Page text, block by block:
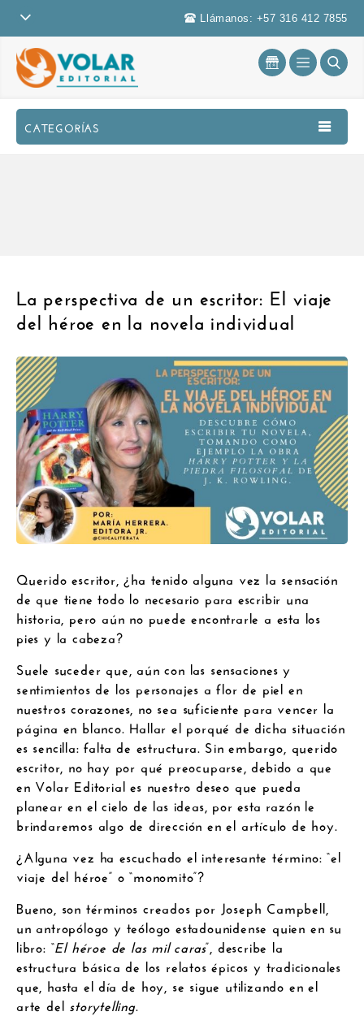
Llámanos: +57 316 412 7855
CATEGORÍAS
La perspectiva de un escritor: El viaje
del héroe en la novela individual
Querido escritor, ¿ha tenido alguna vez la sensación
de que tiene todo lo necesario para escribir una
historia, pero aún no puede encontrarle a esta los
pies y la cabeza?
Suele suceder que, aún con las sensaciones y
sentimientos de los personajes a flor de piel en
nuestros corazones, no sea suficiente para vencer la
página en blanco. Hallar el porqué de dicha situación
es sencilla: falta de estructura. Sin embargo, querido
escritor, no hay por qué preocuparse, debido a que
en Volar Editorial es nuestro deseo que pueda
planear en el cielo de las ideas, por esta razón le
brindaremos algo de dirección en el artículo de hoy.
¿Alguna vez ha escuchado el interesante término: “el
viaje del héroe” o “monomito”?
Bueno, son términos creados por Joseph Campbell,
un antropólogo y teólogo estadounidense quien en su
libro: “El héroe de las mil caras”, describe la
estructura básica de los relatos épicos y tradicionales
que, hasta el día de hoy, se sigue utilizando en el
arte del storytelling.